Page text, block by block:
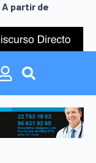
A partir de
Search
for:
Search